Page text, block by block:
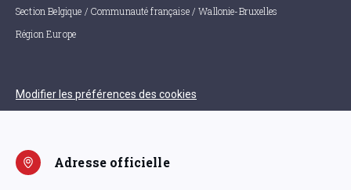
Section Belgique / Communauté française / Wallonie-Bruxelles
Région Europe
Modifier les préférences des cookies
Adresse officielle